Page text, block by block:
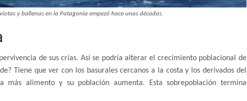
y ballenas en la Patagonia empezó hace unas décadas.
de sus crías. Así se podría alterar el crecimiento poblacional de
Tiene que ver con los basurales cercanos a la costa y los derivados del
más alimento y su población aumenta. Esta sobrepoblación termina